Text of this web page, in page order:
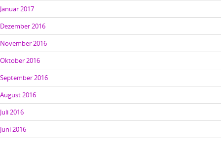
Januar 2017
Dezember 2016
November 2016
Oktober 2016
September 2016
August 2016
Juli 2016
Juni 2016